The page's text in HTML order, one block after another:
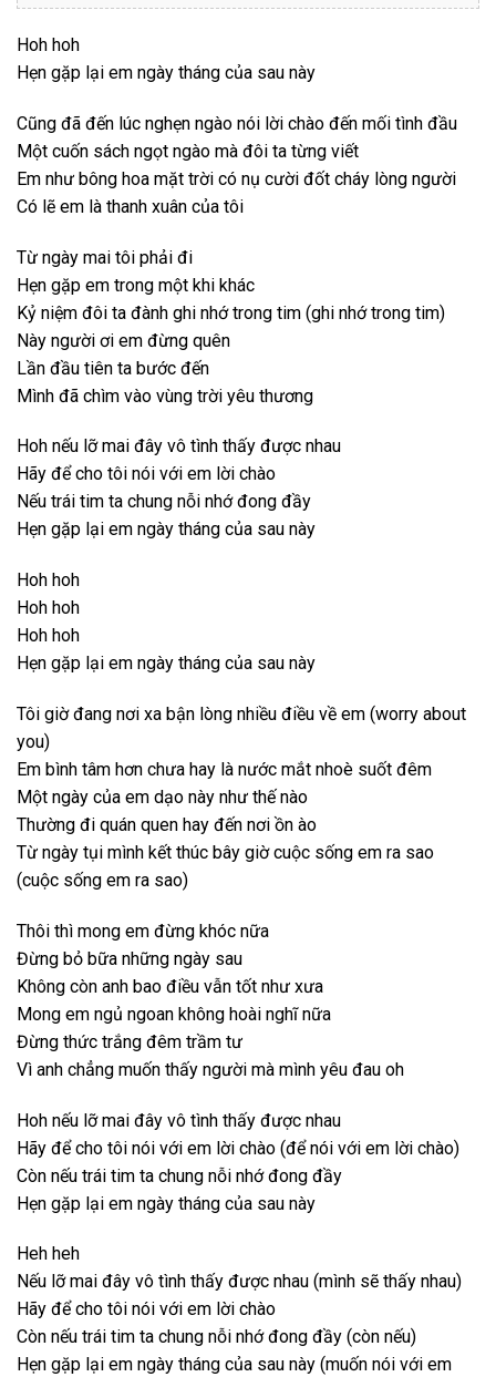
Hoh hoh
Hẹn gặp lại em ngày tháng của sau này
Cũng đã đến lúc nghẹn ngào nói lời chào đến mối tình đầu
Một cuốn sách ngọt ngào mà đôi ta từng viết
Em như bông hoa mặt trời có nụ cười đốt cháy lòng người
Có lẽ em là thanh xuân của tôi
Từ ngày mai tôi phải đi
Hẹn gặp em trong một khi khác
Kỷ niệm đôi ta đành ghi nhớ trong tim (ghi nhớ trong tim)
Này người ơi em đừng quên
Lần đầu tiên ta bước đến
Mình đã chìm vào vùng trời yêu thương
Hoh nếu lỡ mai đây vô tình thấy được nhau
Hãy để cho tôi nói với em lời chào
Nếu trái tim ta chung nỗi nhớ đong đầy
Hẹn gặp lại em ngày tháng của sau này
Hoh hoh
Hoh hoh
Hoh hoh
Hẹn gặp lại em ngày tháng của sau này
Tôi giờ đang nơi xa bận lòng nhiều điều về em (worry about
you)
Em bình tâm hơn chưa hay là nước mắt nhoè suốt đêm
Một ngày của em dạo này như thế nào
Thường đi quán quen hay đến nơi ồn ào
Từ ngày tụi mình kết thúc bây giờ cuộc sống em ra sao
(cuộc sống em ra sao)
Thôi thì mong em đừng khóc nữa
Đừng bỏ bữa những ngày sau
Không còn anh bao điều vẫn tốt như xưa
Mong em ngủ ngoan không hoài nghĩ nữa
Đừng thức trắng đêm trầm tư
Vì anh chẳng muốn thấy người mà mình yêu đau oh
Hoh nếu lỡ mai đây vô tình thấy được nhau
Hãy để cho tôi nói với em lời chào (để nói với em lời chào)
Còn nếu trái tim ta chung nỗi nhớ đong đầy
Hẹn gặp lại em ngày tháng của sau này
Heh heh
Nếu lỡ mai đây vô tình thấy được nhau (mình sẽ thấy nhau)
Hãy để cho tôi nói với em lời chào
Còn nếu trái tim ta chung nỗi nhớ đong đầy (còn nếu)
Hẹn gặp lại em ngày tháng của sau này (muốn nói với em